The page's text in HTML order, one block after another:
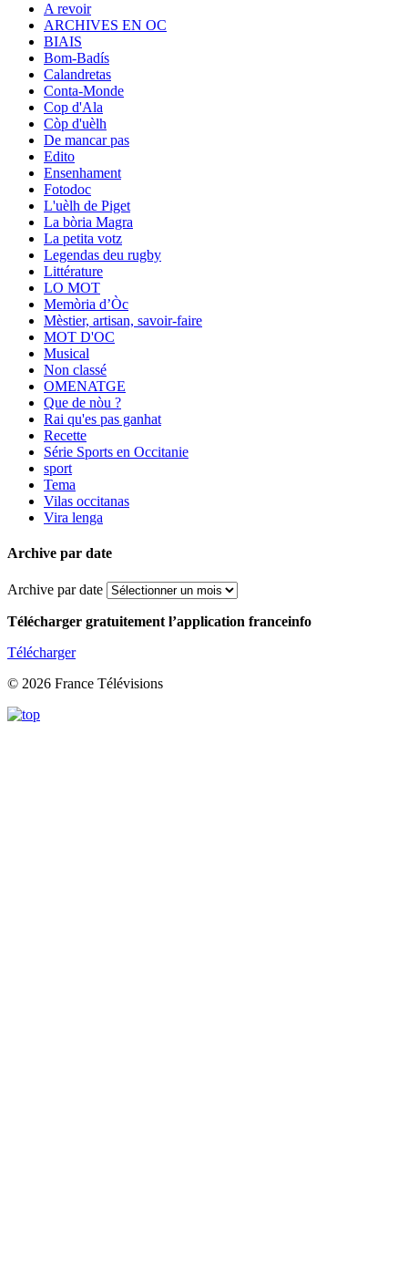
A revoir
ARCHIVES EN OC
BIAIS
Bom-Badís
Calandretas
Conta-Monde
Cop d'Ala
Còp d'uèlh
De mancar pas
Edito
Ensenhament
Fotodoc
L'uèlh de Piget
La bòria Magra
La petita votz
Legendas deu rugby
Littérature
LO MOT
Memòria d’Òc
Mèstier, artisan, savoir-faire
MOT D'OC
Musical
Non classé
OMENATGE
Que de nòu ?
Rai qu'es pas ganhat
Recette
Série Sports en Occitanie
sport
Tema
Vilas occitanas
Vira lenga
Archive par date
Archive par date
Télécharger gratuitement l’application franceinfo
Télécharger
© 2026 France Télévisions